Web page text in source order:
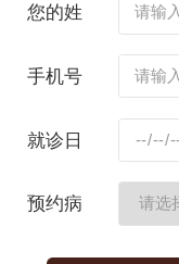
您的姓
手机号
就诊日
预约病